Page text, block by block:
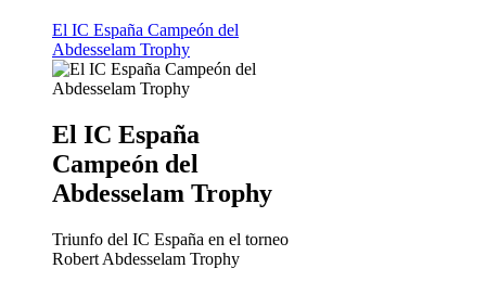
El IC España Campeón del
Abdesselam Trophy
El IC España
Campeón del
Abdesselam Trophy
Triunfo del IC España en el torneo
Robert Abdesselam Trophy